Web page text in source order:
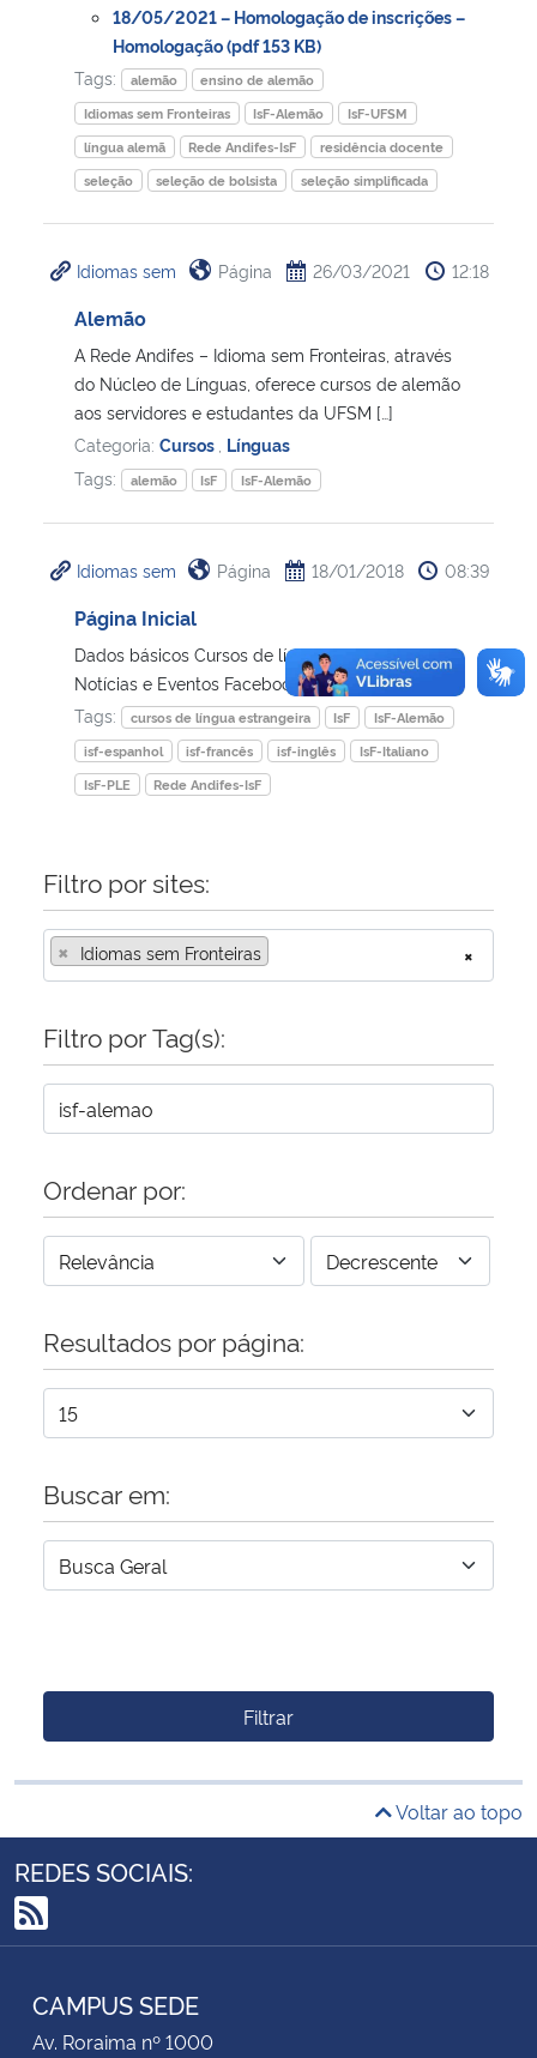
Secretaria de Governo
Gabinete de Segurança Institucional
Advocacia-Geral da União
Banco Central do Brasil
Planalto
18/05/2021 – Homologação de inscrições –
Homologação (pdf 153 KB)
Tags:
alemão
ensino de alemão
Idiomas sem Fronteiras
IsF-Alemão
IsF-UFSM
língua alemã
Rede Andifes-IsF
residência docente
seleção
seleção de bolsista seleção simplificada
Idiomas sem Página 26/03/2021 12:18
Alemão
A Rede Andifes – Idioma sem Fronteiras, através
do Núcleo de Línguas, oferece cursos de alemão
aos servidores e estudantes da UFSM […]
Categoria: Cursos Línguas
Tags:
alemão IsF IsF-Alemão
Idiomas sem Página 18/01/2018 08:39
Página Inicial
Dados básicos Cursos de línguas Participantes
Notícias e Eventos Facebook Instagram O projeto
Tags:
cursos de língua estrangeira IsF
IsF-Alemão
isf-espanhol
isf-francês isf-inglês
IsF-Italiano
IsF-PLE
Rede Andifes-IsF
Filtro por sites:
×
× Idiomas sem Fronteiras
Filtro por Tag(s):
Ordenar por:
Resultados por página:
Buscar em:
Filtrar
Voltar ao topo
REDES SOCIAIS:
RSS
CAMPUS SEDE
Av. Roraima nº 1000